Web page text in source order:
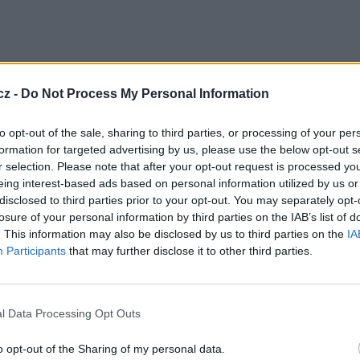
- Do Not Process My Personal Information
opt-out of the sale, sharing to third parties, or processing of your
for targeted advertising by us, please use the below opt-out
selection. Please note that after your opt-out request is processed
interest-based ads based on personal information utilized by us
to third parties prior to your opt-out. You may separately
of your personal information by third parties on the IAB’s list of
This information may also be disclosed by us to third parties on the
Participants that may further disclose it to other third parties.
Data Processing Opt Outs
opt-out of the Sharing of my personal data.
1003 a 1014. programovou pozici uvedených
Kourou (Francouzská Guyana) je
a 23:37 hodinou středoevropského času.
11 transpondéry v Ku pásmu určenou
v Ka pásmu pro námořní služby.